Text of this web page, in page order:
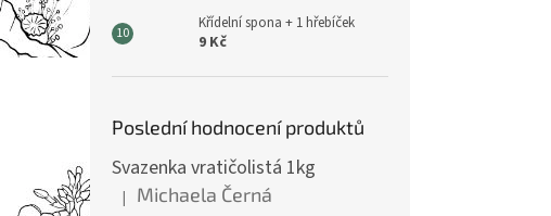
Křídelní spona + 1 hřebíček
9 Kč
Poslední hodnocení produktů
Svazenka vratičolistá 1kg
Hodnocení produktu je 5 z 5 hvězdiček.
| Michaela Černá